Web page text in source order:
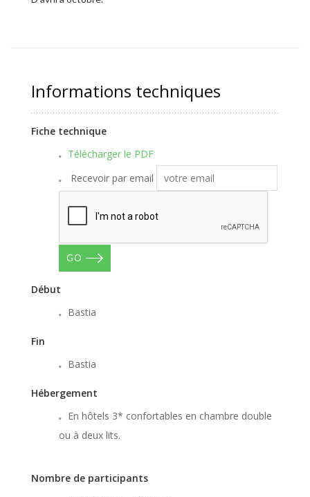
Informations techniques
Fiche technique
Télécharger le PDF
Recevoir par email
GO
Début
Bastia
Fin
Bastia
Hébergement
En hôtels 3* confortables en chambre double
ou à deux lits.
Nombre de participants